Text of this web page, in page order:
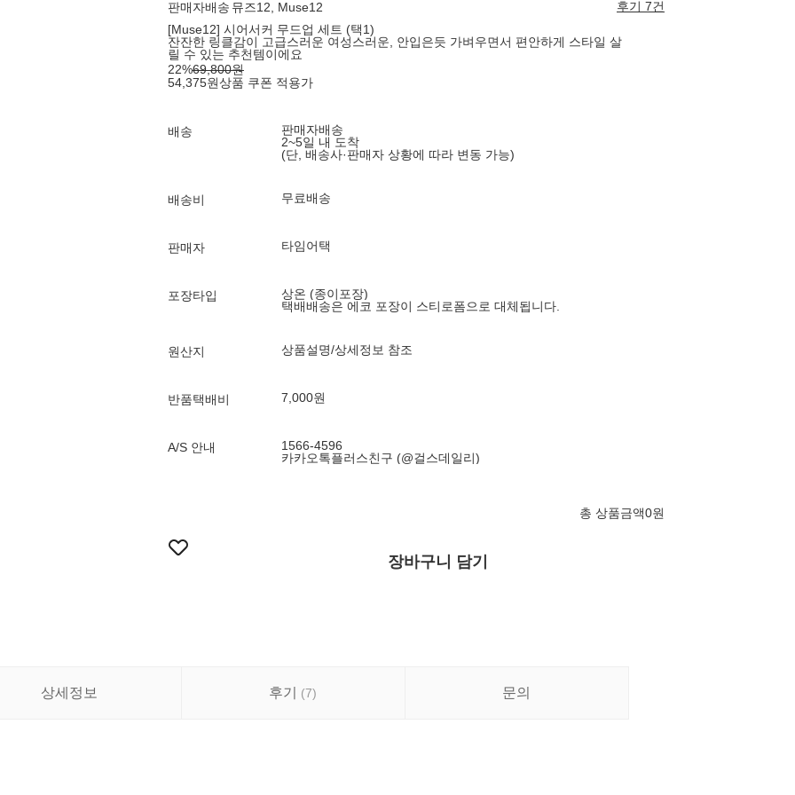
판매자배송 뮤즈12, Muse12
후기 7건
[Muse12] 시어서커 무드업 세트 (택1)
잔잔한 링클감이 고급스러운 여성스러운, 안입은듯 가벼우면서 편안하게 스타일 살
릴 수 있는 추천템이에요
22%69,800원
54,375원상품 쿠폰 적용가
배송
판매자배송
2~5일 내 도착
(단, 배송사·판매자 상황에 따라 변동 가능)
배송비 무료배송
판매자 타임어택
포장타입
상온 (종이포장)
택배배송은 에코 포장이 스티로폼으로 대체됩니다.
원산지 상품설명/상세정보 참조
반품택배비 7,000원
A/S 안내
1566-4596
카카오톡플러스친구 (@걸스데일리)
총 상품금액0원
장바구니 담기
상세정보 후기 (7) 문의